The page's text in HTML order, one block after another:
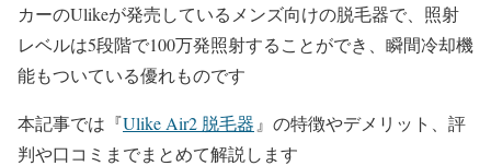
カーのUlikeが発売しているメンズ向けの脱毛器で、照射
レベルは5段階で100万発照射することができ、瞬間冷却機
能もついている優れものです
本記事では『Ulike Air2 脱毛器 』の特徴やデメリット、評
判や口コミまでまとめて解説します